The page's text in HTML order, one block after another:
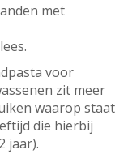
met
voor
zit meer
waarop staat
die hierbij
jaar).